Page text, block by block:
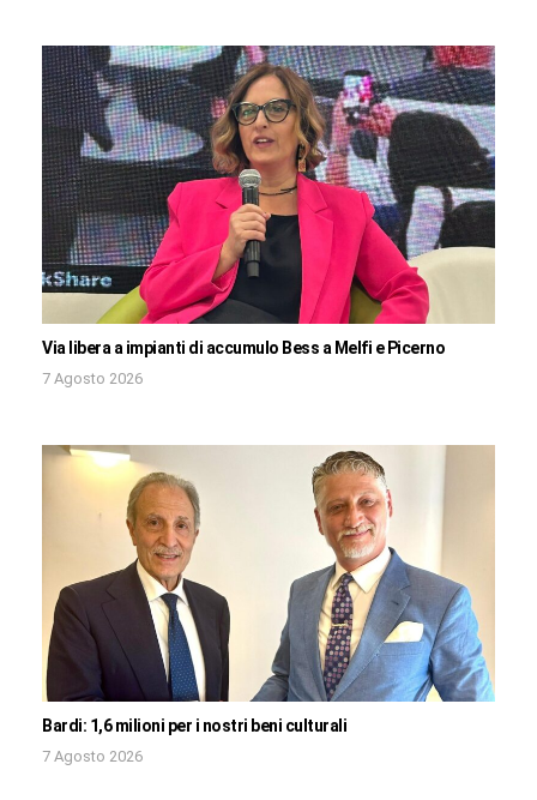
Via libera a impianti di accumulo Bess a Melfi e Picerno
7 Agosto 2026
Bardi: 1,6 milioni per i nostri beni culturali
7 Agosto 2026